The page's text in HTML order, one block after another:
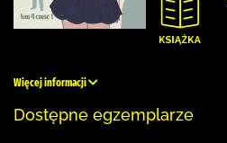
Więcej informacji
Dostępne egzemplarze